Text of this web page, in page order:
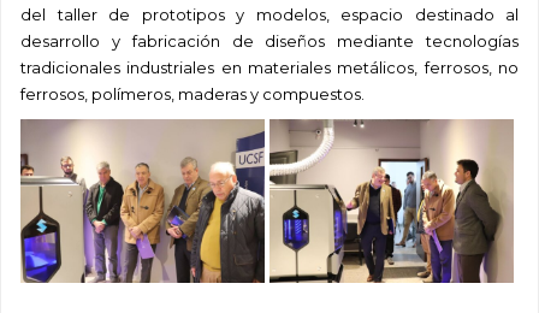
del taller de prototipos y modelos, espacio destinado al
desarrollo y fabricación de diseños mediante tecnologías
tradicionales industriales en materiales metálicos, ferrosos, no
ferrosos, polímeros, maderas y compuestos.